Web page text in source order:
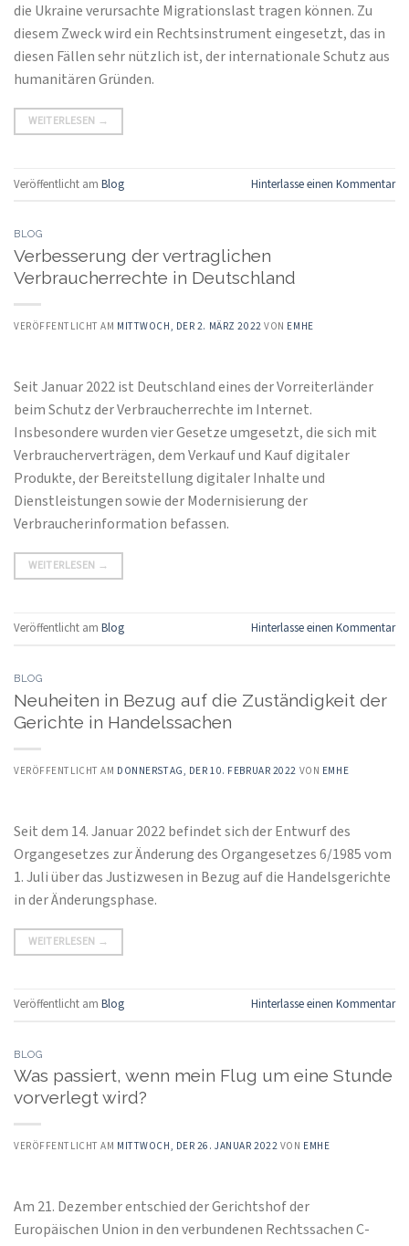
die Ukraine verursachte Migrationslast tragen können. Zu
diesem Zweck wird ein Rechtsinstrument eingesetzt, das in
diesen Fällen sehr nützlich ist, der internationale Schutz aus
humanitären Gründen.
WEITERLESEN →
Veröffentlicht am Blog Hinterlasse einen Kommentar
BLOG
Verbesserung der vertraglichen
Verbraucherrechte in Deutschland
VERÖFFENTLICHT AM MITTWOCH, DER 2. MÄRZ 2022 VON EMHE
Seit Januar 2022 ist Deutschland eines der Vorreiterländer
beim Schutz der Verbraucherrechte im Internet.
Insbesondere wurden vier Gesetze umgesetzt, die sich mit
Verbraucherverträgen, dem Verkauf und Kauf digitaler
Produkte, der Bereitstellung digitaler Inhalte und
Dienstleistungen sowie der Modernisierung der
Verbraucherinformation befassen.
WEITERLESEN →
Veröffentlicht am Blog Hinterlasse einen Kommentar
BLOG
Neuheiten in Bezug auf die Zuständigkeit der
Gerichte in Handelssachen
VERÖFFENTLICHT AM DONNERSTAG, DER 10. FEBRUAR 2022 VON EMHE
Seit dem 14. Januar 2022 befindet sich der Entwurf des
Organgesetzes zur Änderung des Organgesetzes 6/1985 vom
1. Juli über das Justizwesen in Bezug auf die Handelsgerichte
in der Änderungsphase.
WEITERLESEN →
Veröffentlicht am Blog Hinterlasse einen Kommentar
BLOG
Was passiert, wenn mein Flug um eine Stunde
vorverlegt wird?
VERÖFFENTLICHT AM MITTWOCH, DER 26. JANUAR 2022 VON EMHE
Am 21. Dezember entschied der Gerichtshof der
Europäischen Union in den verbundenen Rechtssachen C-